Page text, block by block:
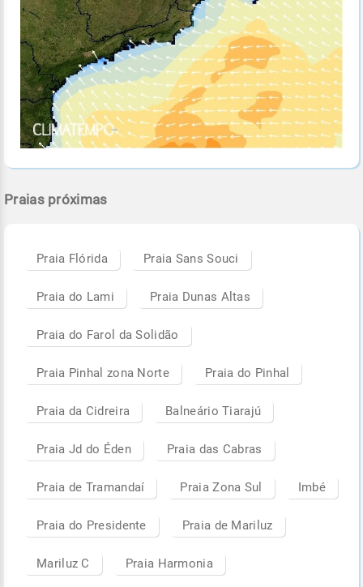
Praias próximas
Praia Flórida Praia Sans Souci
Praia do Lami Praia Dunas Altas
Praia do Farol da Solidão
Praia Pinhal zona Norte Praia do Pinhal
Praia da Cidreira Balneário Tiarajú
Praia Jd do Éden Praia das Cabras
Praia de Tramandaí Praia Zona Sul Imbé
Praia do Presidente Praia de Mariluz
Mariluz C Praia Harmonia